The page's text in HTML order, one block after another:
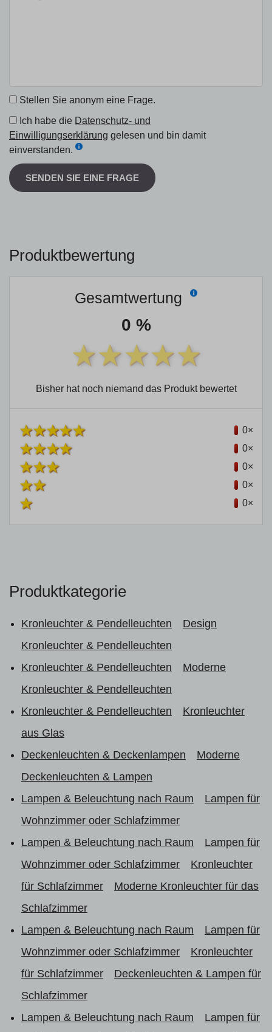
Stellen Sie anonym eine Frage.
Ich habe die Datenschutz- und
Einwilligungserklärung gelesen und bin damit
einverstanden.
SENDEN SIE EINE FRAGE
Produktbewertung
Gesamtwertung
0 %
Bisher hat noch niemand das Produkt bewertet
0×
0×
0×
0×
0×
Produktkategorie
Kronleuchter & Pendelleuchten
Design
Kronleuchter & Pendelleuchten
Kronleuchter & Pendelleuchten
Moderne
Kronleuchter & Pendelleuchten
Kronleuchter & Pendelleuchten
Kronleuchter
aus Glas
Deckenleuchten & Deckenlampen
Moderne
Deckenleuchten & Lampen
Lampen & Beleuchtung nach Raum
Lampen für
Wohnzimmer oder Schlafzimmer
Lampen & Beleuchtung nach Raum
Lampen für
Wohnzimmer oder Schlafzimmer
Kronleuchter
für Schlafzimmer
Moderne Kronleuchter für das
Schlafzimmer
Lampen & Beleuchtung nach Raum
Lampen für
Wohnzimmer oder Schlafzimmer
Kronleuchter
für Schlafzimmer
Deckenleuchten & Lampen für
Schlafzimmer
Lampen & Beleuchtung nach Raum
Lampen für